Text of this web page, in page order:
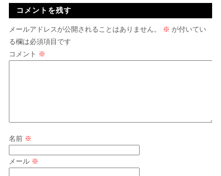
コメントを残す
メールアドレスが公開されることはありません。 ※ が付いてい
る欄は必須項目です
コメント ※
名前 ※
メール ※